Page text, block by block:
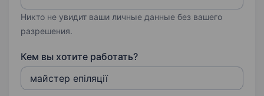
Никто не увидит ваши личные данные без вашего
разрешения.
Кем вы хотите работать?